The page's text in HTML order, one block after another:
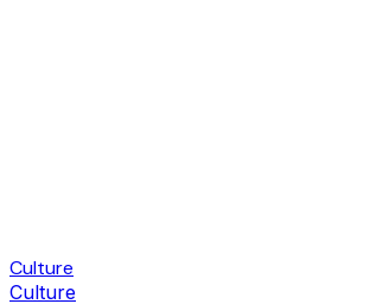
Culture
Culture